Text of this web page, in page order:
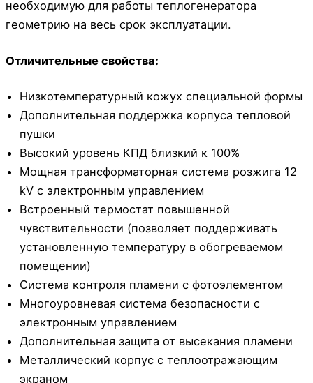
необходимую для работы теплогенератора
геометрию на весь срок эксплуатации.
Отличительные свойства:
Низкотемпературный кожух специальной формы
Дополнительная поддержка корпуса тепловой
пушки
Высокий уровень КПД близкий к 100%
Мощная трансформаторная система розжига 12
kV с электронным управлением
Встроенный термостат повышенной
чувствительности (позволяет поддерживать
установленную температуру в обогреваемом
помещении)
Система контроля пламени с фотоэлементом
Многоуровневая система безопасности с
электронным управлением
Дополнительная защита от высекания пламени
Металлический корпус с теплоотражающим
экраном